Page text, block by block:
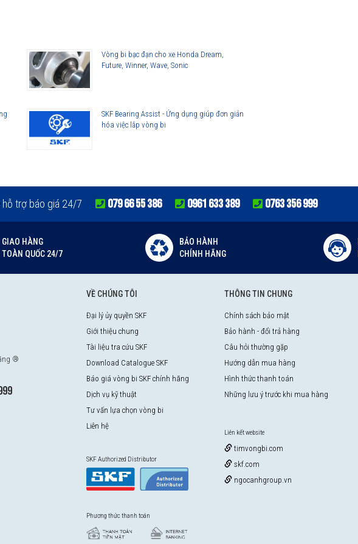
Vòng bi bạc đạn cho xe Honda Dream,
Future, Winner, Wave, Sonic
SKF Bearing Assist - Ứng dụng giúp đơn giản
hóa việc lắp vòng bi
hỗ trợ báo giá 24/7 079 66 55 386 0961 633 389 0763 356 999
GIAO HÀNG
TOÀN QUỐC 24/7
BẢO HÀNH
CHÍNH HÃNG
®
VỀ CHÚNG TÔI
Đại lý ủy quyền SKF
Giới thiệu chung
Tài liệu tra cứu SKF
Download Catalogue SKF
Báo giá vòng bi SKF chính hãng
Dịch vụ kỹ thuật
Tư vấn lựa chọn vòng bi
Liên hệ
SKF Authorized Distributor
Phương thức thanh toán
THÔNG TIN CHUNG
Chính sách bảo mật
Bảo hành - đổi trả hàng
Câu hỏi thường gặp
Hướng dẫn mua hàng
Hình thức thanh toán
Những lưu ý trước khi mua hàng
Liên kết website
timvongbi.com
skf.com
ngocanhgroup.vn